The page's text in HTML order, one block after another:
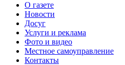
О газете
Новости
Досуг
Услуги и реклама
Фото и видео
Местное самоуправление
Контакты